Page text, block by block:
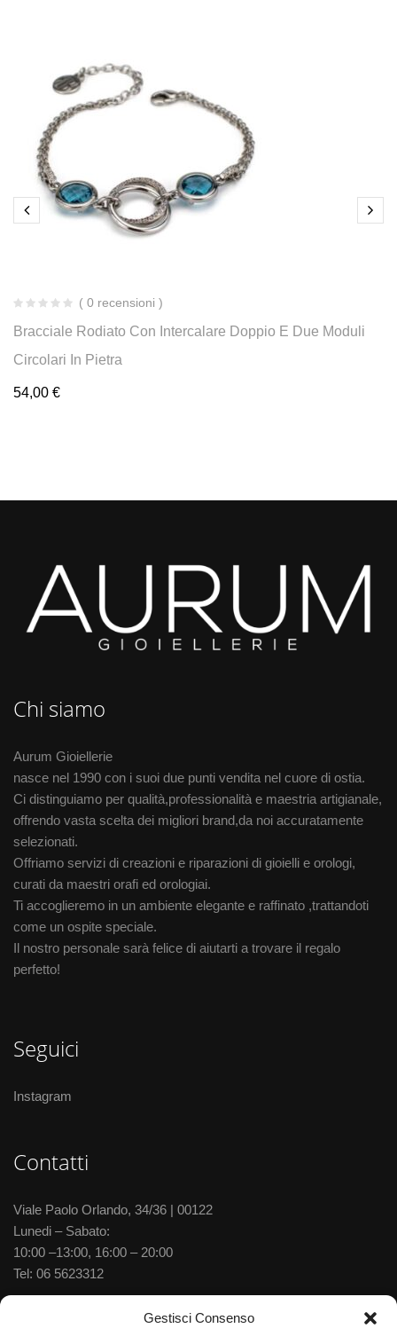
Gestisci Consenso
( 0 recensioni )
Bracciale Rodiato Con Intercalare Doppio E Due Moduli
Circolari In Pietra
54,00 €
Chi siamo
Aurum Gioiellerie
nasce nel 1990 con i suoi due punti vendita nel cuore di ostia.
Ci distinguiamo per qualità,professionalità e maestria artigianale,
offrendo vasta scelta dei migliori brand,da noi accuratamente
selezionati.
Offriamo servizi di creazioni e riparazioni di gioielli e orologi,
curati da maestri orafi ed orologiai.
Ti accoglieremo in un ambiente elegante e raffinato ,trattandoti
come un ospite speciale.
Il nostro personale sarà felice di aiutarti a trovare il regalo
perfetto!
Seguici
Instagram
Contatti
Viale Paolo Orlando, 34/36 | 00122
Lunedi – Sabato:
10:00 –13:00, 16:00 – 20:00
Tel: 06 5623312
Via delle Baleniere, 52 | 00122